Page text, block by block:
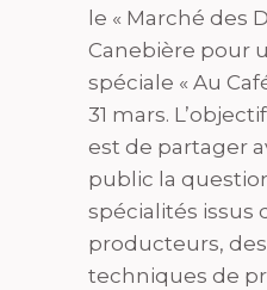
le « Marché des
Canebière pour
spéciale « Au
31 mars.
est de partager
public la
spécialités issus
producteurs,
techniques de